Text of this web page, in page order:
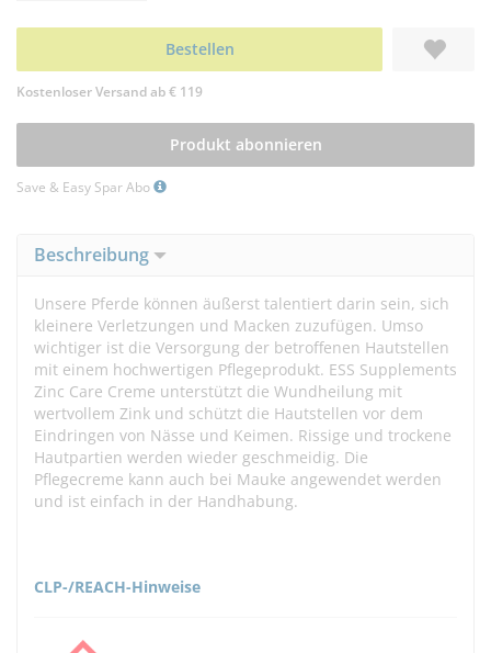
Bestellen
Kostenloser Versand ab € 119
Produkt abonnieren
Save & Easy Spar Abo
Beschreibung
Unsere Pferde können äußerst talentiert darin sein, sich
kleinere Verletzungen und Macken zuzufügen. Umso
wichtiger ist die Versorgung der betroffenen Hautstellen
mit einem hochwertigen Pflegeprodukt. ESS Supplements
Zinc Care Creme unterstützt die Wundheilung mit
wertvollem Zink und schützt die Hautstellen vor dem
Eindringen von Nässe und Keimen. Rissige und trockene
Hautpartien werden wieder geschmeidig. Die
Pflegecreme kann auch bei Mauke angewendet werden
und ist einfach in der Handhabung.
CLP-/REACH-Hinweise